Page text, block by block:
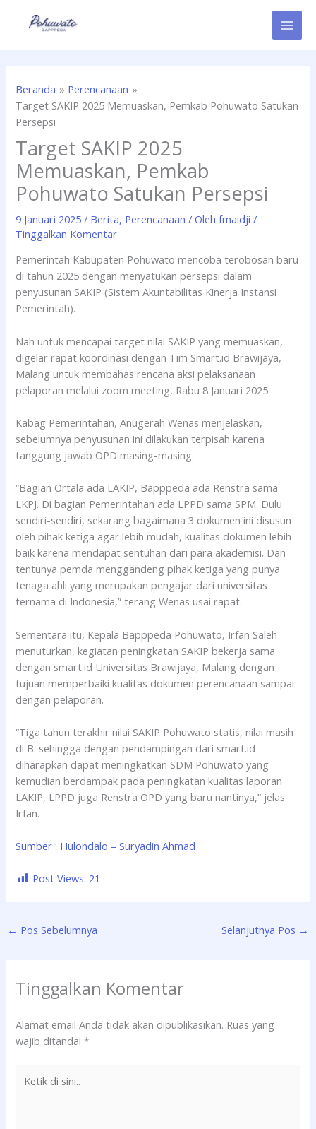
Beranda
Perencanaan
Target SAKIP 2025 Memuaskan, Pemkab Pohuwato Satukan
Persepsi
Target SAKIP 2025
Memuaskan, Pemkab
Pohuwato Satukan Persepsi
9 Januari 2025/ Berita, Perencanaan / Olehfmaidji/
Tinggalkan Komentar
Pemerintah Kabupaten Pohuwato mencoba terobosan baru
di tahun 2025 dengan menyatukan persepsi dalam
penyusunan SAKIP (Sistem Akuntabilitas Kinerja Instansi
Pemerintah).
Nah untuk mencapai target nilai SAKIP yang memuaskan,
digelar rapat koordinasi dengan Tim Smart.id Brawijaya,
Malang untuk membahas rencana aksi pelaksanaan
pelaporan melalui zoom meeting, Rabu 8 Januari 2025.
Kabag Pemerintahan, Anugerah Wenas menjelaskan,
sebelumnya penyusunan ini dilakukan terpisah karena
tanggung jawab OPD masing-masing.
“Bagian Ortala ada LAKIP, Bapppeda ada Renstra sama
LKPJ. Di bagian Pemerintahan ada LPPD sama SPM. Dulu
sendiri-sendiri, sekarang bagaimana 3 dokumen ini disusun
oleh pihak ketiga agar lebih mudah, kualitas dokumen lebih
baik karena mendapat sentuhan dari para akademisi. Dan
tentunya pemda menggandeng pihak ketiga yang punya
tenaga ahli yang merupakan pengajar dari universitas
ternama di Indonesia,” terang Wenas usai rapat.
Sementara itu, Kepala Bapppeda Pohuwato, Irfan Saleh
menuturkan, kegiatan peningkatan SAKIP bekerja sama
dengan smart.id Universitas Brawijaya, Malang dengan
tujuan memperbaiki kualitas dokumen perencanaan sampai
dengan pelaporan.
“Tiga tahun terakhir nilai SAKIP Pohuwato statis, nilai masih
di B. sehingga dengan pendampingan dari smart.id
diharapkan dapat meningkatkan SDM Pohuwato yang
kemudian berdampak pada peningkatan kualitas laporan
LAKIP, LPPD juga Renstra OPD yang baru nantinya,” jelas
Irfan.
Sumber : Hulondalo – Suryadin Ahmad
Post Views: 21
← Pos Sebelumnya Selanjutnya Pos →
Tinggalkan Komentar
Alamat email Anda tidak akan dipublikasikan. Ruas yang
wajib ditandai*